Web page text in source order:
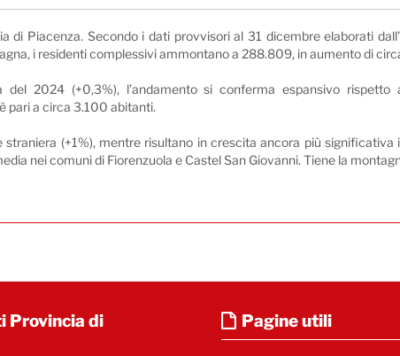
di Piacenza. Secondo i dati provvisori al 31 dicembre elaborati
i residenti complessivi ammontano a 288.809, in aumento di
2024 (+0,3%), l’andamento si conferma espansivo
pari a circa 3.100 abitanti.
(+1%), mentre risultano in crescita ancora più significativa
nei comuni di Fiorenzuola e Castel San Giovanni. Tiene la
Provincia di
Pagine utili